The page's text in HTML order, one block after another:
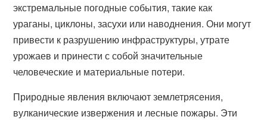
экстремальные погодные события, такие как
ураганы, циклоны, засухи или наводнения. Они могут
привести к разрушению инфраструктуры, утрате
урожаев и принести с собой значительные
человеческие и материальные потери.
Природные явления включают землетрясения,
вулканические извержения и лесные пожары. Эти